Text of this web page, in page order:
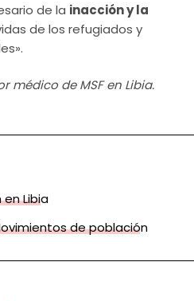
de la inacción y la
de los refugiados y
médico de MSF en Libia.
Libia
de población